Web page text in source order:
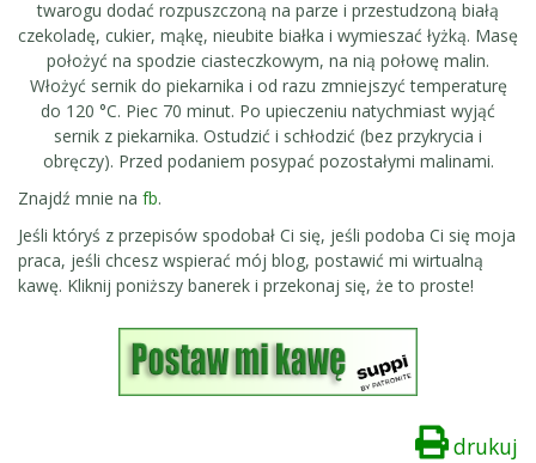
twarogu dodać rozpuszczoną na parze i przestudzoną białą
czekoladę, cukier, mąkę, nieubite białka i wymieszać łyżką. Masę
położyć na spodzie ciasteczkowym, na nią połowę malin.
Włożyć sernik do piekarnika i od razu zmniejszyć temperaturę
do 120 °C. Piec 70 minut. Po upieczeniu natychmiast wyjąć
sernik z piekarnika. Ostudzić i schłodzić (bez przykrycia i
obręczy). Przed podaniem posypać pozostałymi malinami.
Znajdź mnie na fb.
Jeśli któryś z przepisów spodobał Ci się, jeśli podoba Ci się moja
praca, jeśli chcesz wspierać mój blog, postawić mi wirtualną
kawę. Kliknij poniższy banerek i przekonaj się, że to proste!
drukuj